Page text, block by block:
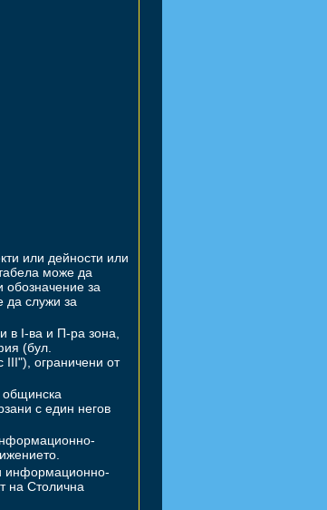
или дейности или
може да
за
да служи за
І-ва и П-ра зона,
(бул.
ограничени от
общинска
с един негов
информационно-
на Столична